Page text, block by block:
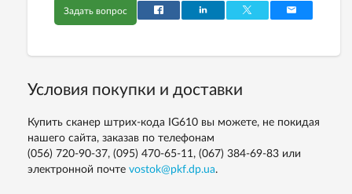
Задать вопрос
Условия покупки и доставки
Купить сканер штрих-кода IG610 вы можете, не покидая
нашего сайта, заказав по телефонам
(056) 720-90-37, (095) 470-65-11, (067) 384-69-83 или
электронной почте vostok@pkf.dp.ua.